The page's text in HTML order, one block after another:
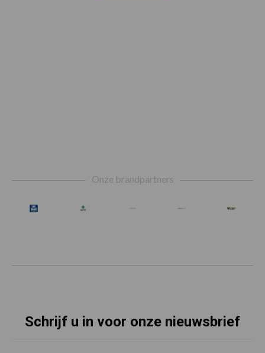
Onze brandpartners
Schrijf u in voor onze nieuwsbrief